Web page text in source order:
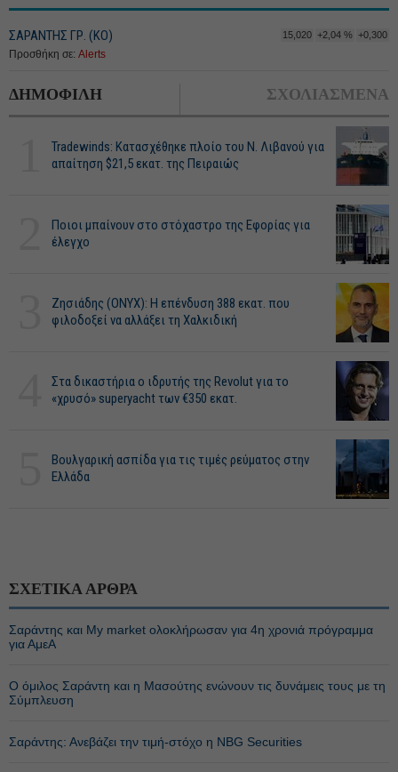
ΣΑΡΑΝΤΗΣ ΓΡ. (ΚΟ) 15,020 +2,04 % +0,300
Προσθήκη σε: Alerts
ΔΗΜΟΦΙΛΗ ΣΧΟΛΙΑΣΜΕΝΑ
Tradewinds: Κατασχέθηκε πλοίο του Ν. Λιβανού για
απαίτηση $21,5 εκατ. της Πειραιώς
Ποιοι μπαίνουν στο στόχαστρο της Εφορίας για
έλεγχο
Ζησιάδης (ONYX): Η επένδυση 388 εκατ. που
φιλοδοξεί να αλλάξει τη Χαλκιδική
Στα δικαστήρια ο ιδρυτής της Revolut για το
«χρυσό» superyacht των €350 εκατ.
Βουλγαρική ασπίδα για τις τιμές ρεύματος στην
Ελλάδα
ΣΧΕΤΙΚΑ ΑΡΘΡΑ
Σαράντης και My market ολοκλήρωσαν για 4η χρονιά πρόγραμμα
για ΑμεΑ
Ο όμιλος Σαράντη και η Μασούτης ενώνουν τις δυνάμεις τους με τη
Σύμπλευση
Σαράντης: Ανεβάζει την τιμή-στόχο η NBG Securities